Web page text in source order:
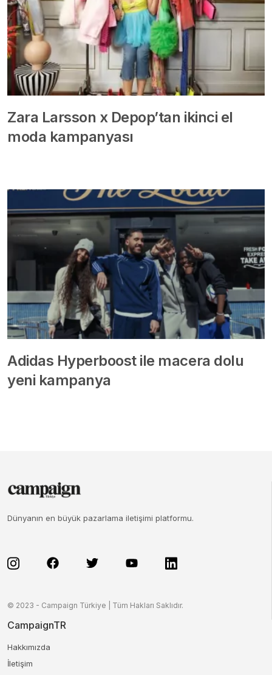
Zara Larsson x Depop’tan ikinci el
moda kampanyası
Adidas Hyperboost ile macera dolu
yeni kampanya
Dünyanın en büyük pazarlama iletişimi platformu.
© 2023 - Campaign Türkiye | Tüm Hakları Saklıdır.
CampaignTR
Hakkımızda
İletişim